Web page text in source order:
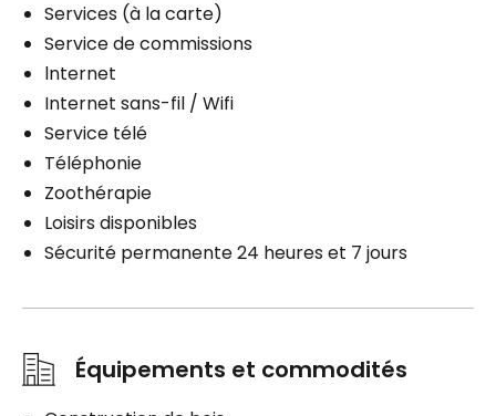
Services (à la carte)
Service de commissions
lnternet
Internet sans-fil / Wifi
Service télé
Téléphonie
Zoothérapie
Loisirs disponibles
Sécurité permanente 24 heures et 7 jours
Équipements et commodités